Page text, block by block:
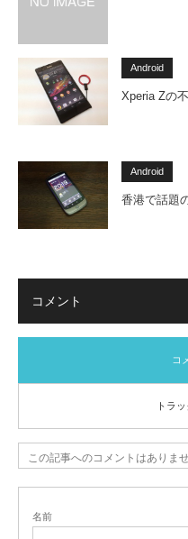
Android
Xperia Zの
Android
香港で話題
コメント
コ
トラ
この記事へのコメントはありませ
名前